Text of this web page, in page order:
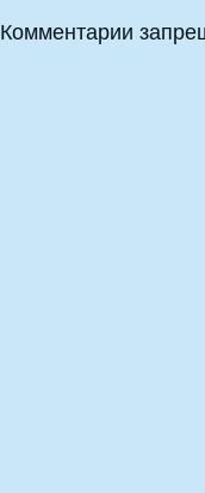
Комментарии